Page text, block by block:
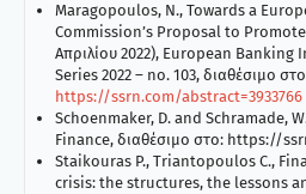
Maragopoulos, Ν., Towards a
Commission’s Proposal to
Απριλίου 2022), European
Series 2022 – no. 103, διαθέσιμο
https://ssrn.com/abstract=3933766
Schoenmaker, D. and Schramade,
Finance, διαθέσιμο στο: https://
Staikouras P., Triantopoulos C.,
crisis: the structures, the lessons